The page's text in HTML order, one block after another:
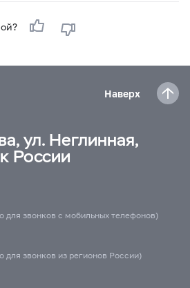
Наверх
ул. Неглинная,
России
для звонков с мобильных телефонов)
для звонков из регионов России)